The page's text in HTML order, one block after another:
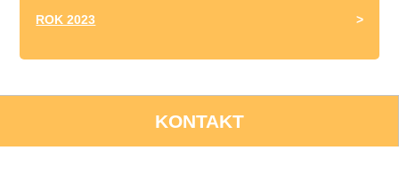
ROK 2023
KONTAKT